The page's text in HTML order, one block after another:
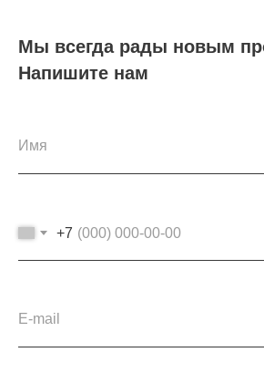
Мы всегда рады новым
Напишите нам
+7